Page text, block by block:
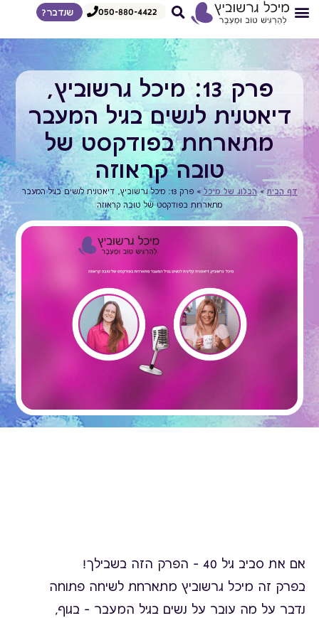
050-880-4422 שנדבר?
פרק 13: מיכל גרשוביץ,
דיאטנית לנשים בגיל המעבר
מתארחת בפודקסט של
טובה קראוזה
דף הבית»הבלוג של מיכל »
פרק 13: מיכל גרשוביץ, דיאטנית לנשים בגיל המעבר
מתארחת בפודקסט של טובה קראוזה
אם את סביב גיל 40 – הפרק הזה בשבילך!
בפרק זה מיכל גרשוביץ מתארחת לשיחה פתוחה
נדבר על מה עובר על נשים בגיל המעבר – בגוף,